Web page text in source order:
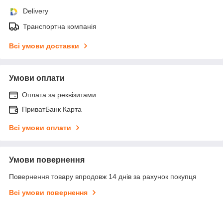
Delivery
Транспортна компанія
Всі умови доставки
Умови оплати
Оплата за реквізитами
ПриватБанк Карта
Всі умови оплати
Умови повернення
Повернення товару впродовж 14 днів за рахунок покупця
Всі умови повернення